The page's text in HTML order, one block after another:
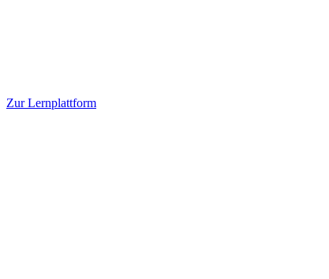
Zur Lernplattform